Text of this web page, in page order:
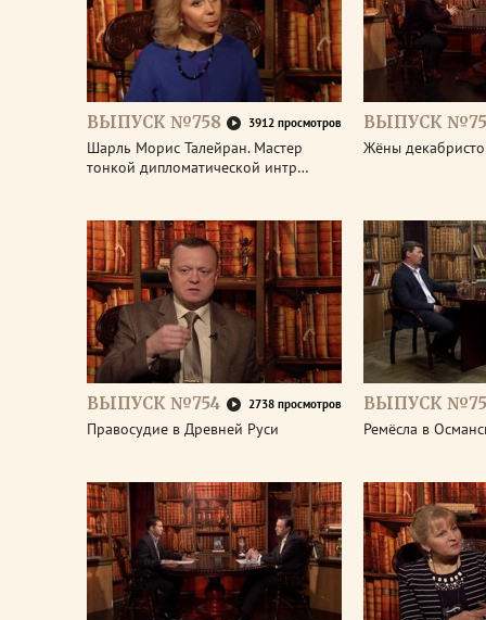
ВЫПУСК №758 3912 просмотров
Шарль Морис Талейран. Мастер
тонкой дипломатической интр…
ВЫПУСК
Жёны
ВЫПУСК №754 2738 просмотров
Правосудие в Древней Руси
ВЫПУСК
Ремёсла в